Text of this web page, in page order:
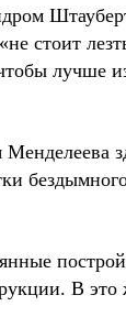
стоит
лучше
В это